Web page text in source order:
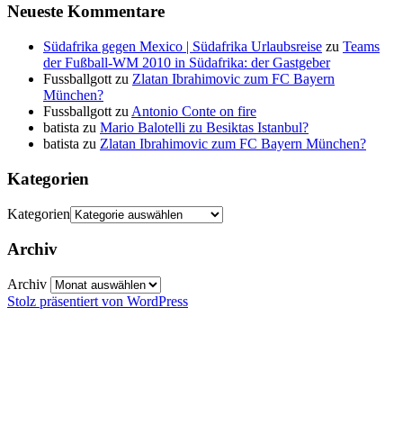
Neueste Kommentare
Südafrika gegen Mexico | Südafrika Urlaubsreise zu Teams
der Fußball-WM 2010 in Südafrika: der Gastgeber
Fussballgott zu Zlatan Ibrahimovic zum FC Bayern
München?
Fussballgott zu Antonio Conte on fire
batista zu Mario Balotelli zu Besiktas Istanbul?
batista zu Zlatan Ibrahimovic zum FC Bayern München?
Kategorien
Kategorien
Archiv
Archiv
Stolz präsentiert von WordPress